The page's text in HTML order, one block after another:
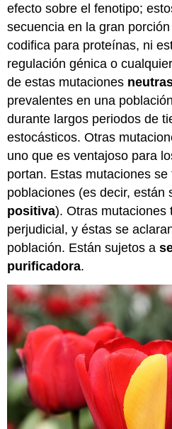
efecto sobre el fenotipo;
secuencia en la gran
codifica para proteínas, ni
regulación génica o
de estas mutaciones
prevalentes en una
durante largos periodos de
estocásticos. Otras
uno que es ventajoso para
portan. Estas mutaciones
poblaciones (es decir, están
positiva). Otras mutaciones
perjudicial, y éstas se
población. Están sujetos a
purificadora.